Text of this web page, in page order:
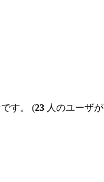
す。 (23 人のユーザが